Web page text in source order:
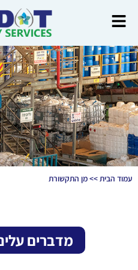
עמוד הבית>>מן התקשורת
מדברים